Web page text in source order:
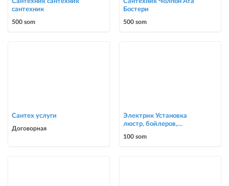
сантехник
500 som
Бостери
500 som
Сантех услуги
Договорная
Электрик Установка
люстр, бойлеров,
0700303090
100 som